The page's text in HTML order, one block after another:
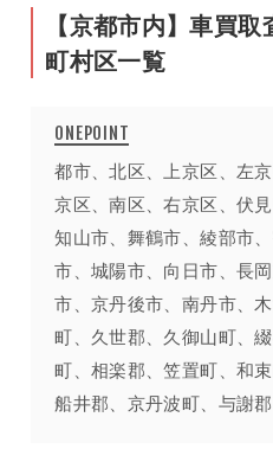
【京都市内】車買
町村区一覧
都市、北区、上京区、左
京区、南区、右京区、伏
知山市、舞鶴市、綾部市
市、城陽市、向日市、長
市、京丹後市、南丹市、
町、久世郡、久御山町、
町、相楽郡、笠置町、和
船井郡、京丹波町、与謝